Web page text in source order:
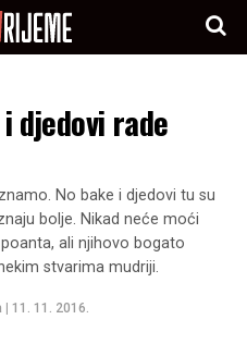
djedovi rade
No bake i djedovi tu su
bolje. Nikad neće moći
ali njihovo bogato
stvarima mudriji.
11. 11. 2016.